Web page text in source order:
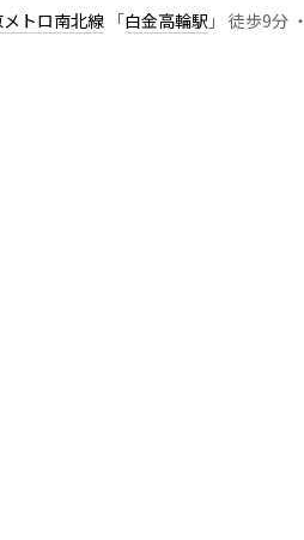
トロ南北線 「白金高輪駅 」 徒歩9分 ・